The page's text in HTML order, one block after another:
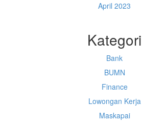
April 2023
Kategori
Bank
BUMN
Finance
Lowongan Kerja
Maskapai